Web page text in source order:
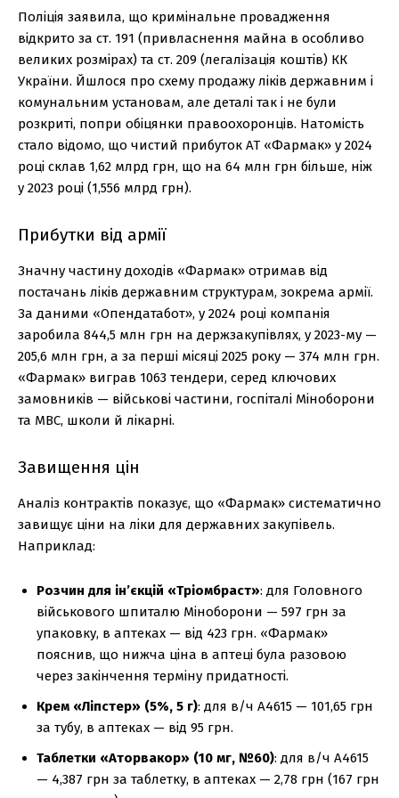
Поліція заявила, що кримінальне провадження
відкрито за ст. 191 (привласнення майна в особливо
великих розмірах) та ст. 209 (легалізація коштів) КК
України. Йшлося про схему продажу ліків державним і
комунальним установам, але деталі так і не були
розкриті, попри обіцянки правоохоронців. Натомість
стало відомо, що чистий прибуток АТ «Фармак» у 2024
році склав 1,62 млрд грн, що на 64 млн грн більше, ніж
у 2023 році (1,556 млрд грн).
Прибутки від армії
Значну частину доходів «Фармак» отримав від
постачань ліків державним структурам, зокрема армії.
За даними «Опендатабот», у 2024 році компанія
заробила 844,5 млн грн на держзакупівлях, у 2023-му —
205,6 млн грн, а за перші місяці 2025 року — 374 млн грн.
«Фармак» виграв 1063 тендери, серед ключових
замовників — військові частини, госпіталі Міноборони
та МВС, школи й лікарні.
Завищення цін
Аналіз контрактів показує, що «Фармак» систематично
завищує ціни на ліки для державних закупівель.
Наприклад:
Розчин для ін’єкцій «Тріомбраст»: для Головного
військового шпиталю Міноборони — 597 грн за
упаковку, в аптеках — від 423 грн. «Фармак»
пояснив, що нижча ціна в аптеці була разовою
через закінчення терміну придатності.
Крем «Ліпстер» (5%, 5 г): для в/ч А4615 — 101,65 грн
за тубу, в аптеках — від 95 грн.
Таблетки «Аторвакор» (10 мг, №60): для в/ч А4615
— 4,387 грн за таблетку, в аптеках — 2,78 грн (167 грн